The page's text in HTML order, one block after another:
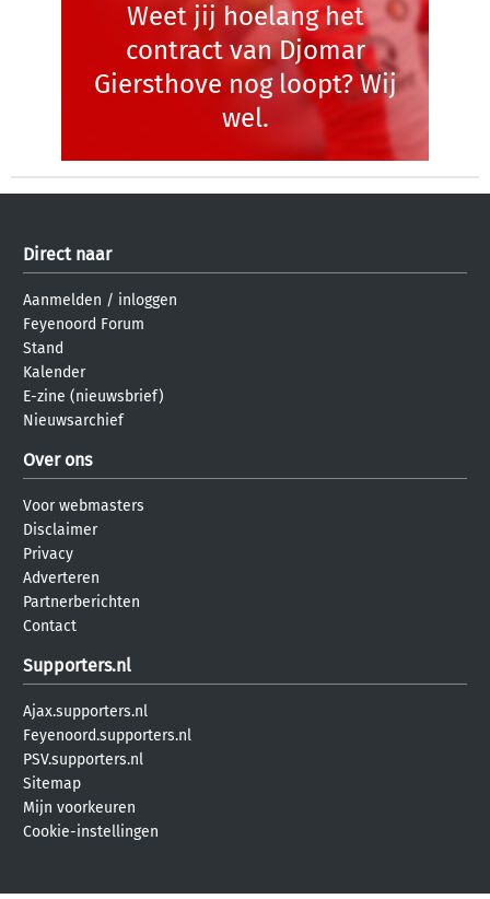
Weet jij hoelang het
contract van Djomar
Giersthove nog loopt? Wij
wel.
Direct naar
Aanmelden / inloggen
Feyenoord Forum
Stand
Kalender
E-zine (nieuwsbrief)
Nieuwsarchief
Over ons
Voor webmasters
Disclaimer
Privacy
Adverteren
Partnerberichten
Contact
Supporters.nl
Ajax.supporters.nl
Feyenoord.supporters.nl
PSV.supporters.nl
Sitemap
Mijn voorkeuren
Cookie-instellingen